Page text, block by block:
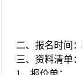
二、报名时间：
三、资料清单：